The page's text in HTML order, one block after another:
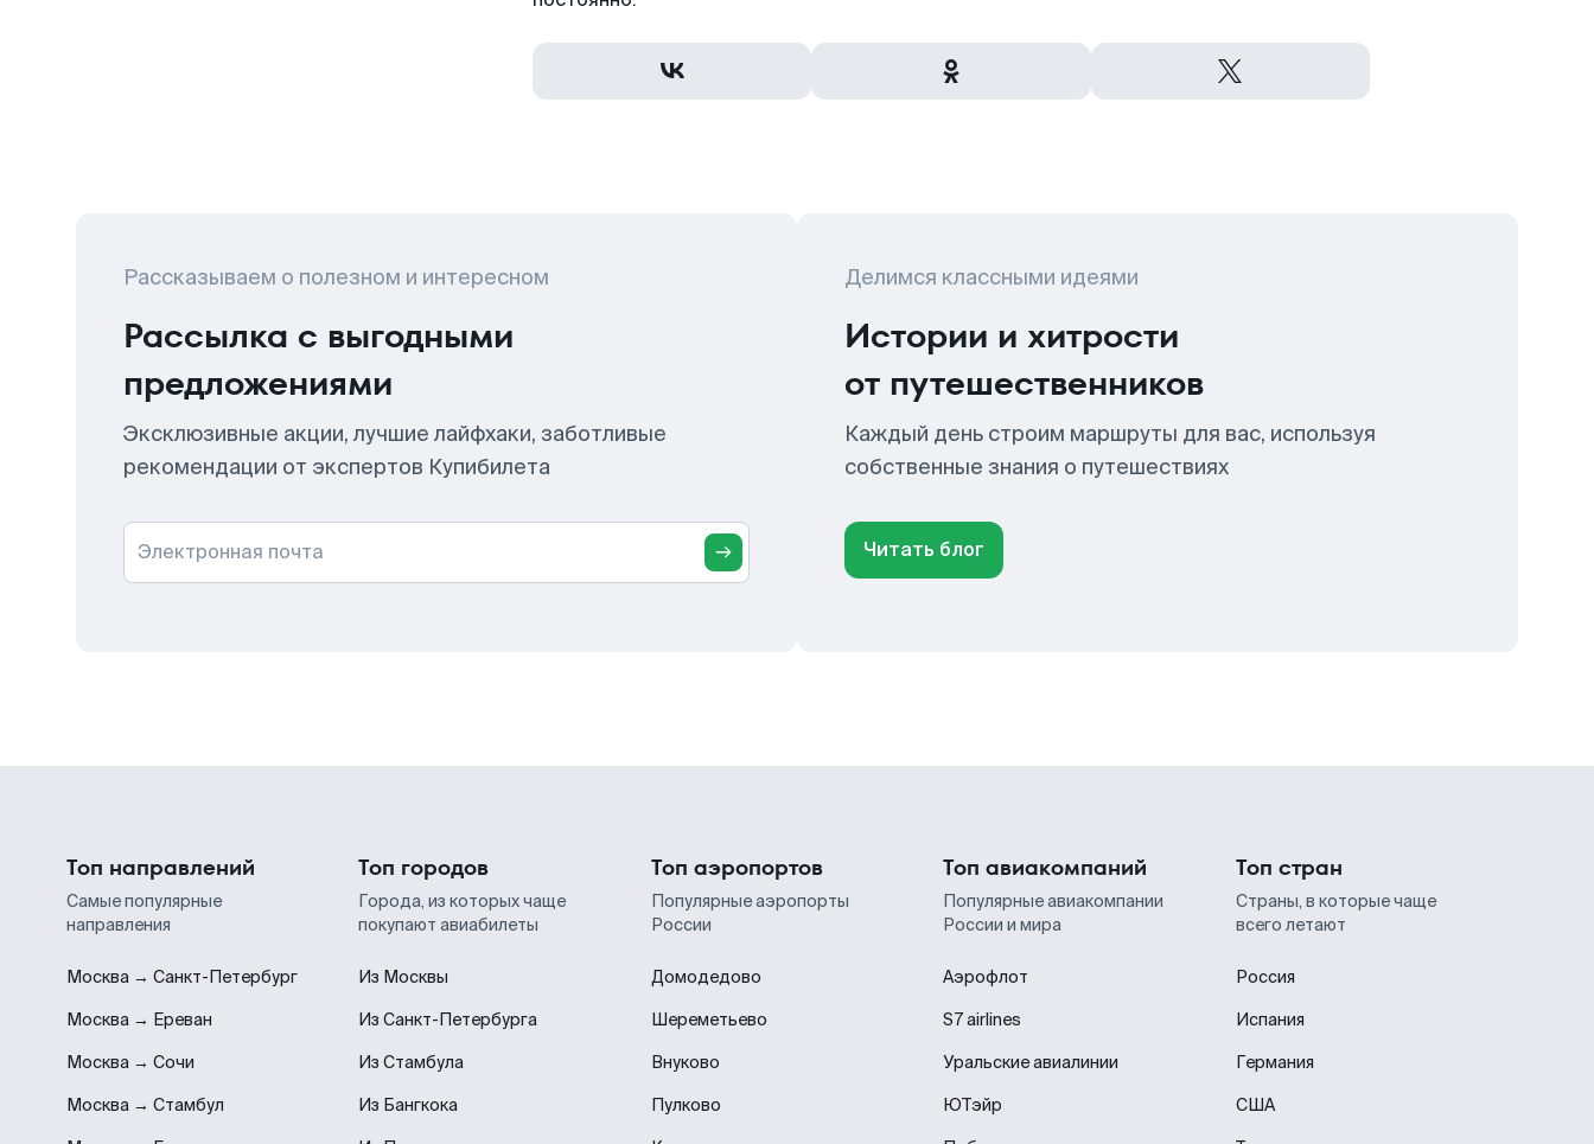
Рассказываем о полезном и интересном
Рассылка с выгодными
предложениями
Эксклюзивные акции, лучшие лайфхаки, заботливые
рекомендации от экспертов Купибилета
Электронная почта
Делимся классными идеями
Истории и хитрости
от путешественников
Каждый день строим маршруты для вас, используя
собственные знания о путешествиях
Читать блог
Топ направлений
Самые популярные
направления
Москва → Санкт-Петербург
Москва → Ереван
Москва → Сочи
Москва → Стамбул
Топ городов
Города, из которых чаще
покупают авиабилеты
Из Москвы
Из Санкт-Петербурга
Из Стамбула
Из Бангкока
Топ аэропортов
Популярные аэропорты
России
Домодедово
Шереметьево
Внуково
Пулково
Топ авиакомпаний
Популярные авиакомпании
России и мира
Аэрофлот
S7 airlines
Уральские авиалинии
ЮТэйр
Топ стран
Страны, в которые чаще
всего летают
Россия
Испания
Германия
США